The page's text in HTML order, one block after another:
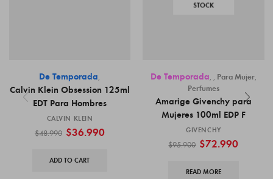
De Temporada,
Calvin Klein Obsession 125ml
EDT Para Hombres
CALVIN KLEIN
$48.990 $36.990
ADD TO CART
STOCK
De Temporada, , Para Mujer,
Perfumes
Amarige Givenchy para
Mujeres 100ml EDP F
GIVENCHY
$95.900 $72.990
READ MORE